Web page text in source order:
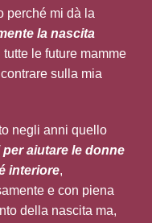
perché mi dà la
la nascita
tutte le future mamme
sulla mia
negli anni quello
aiutare le donne
interiore,
e con piena
della nascita ma,